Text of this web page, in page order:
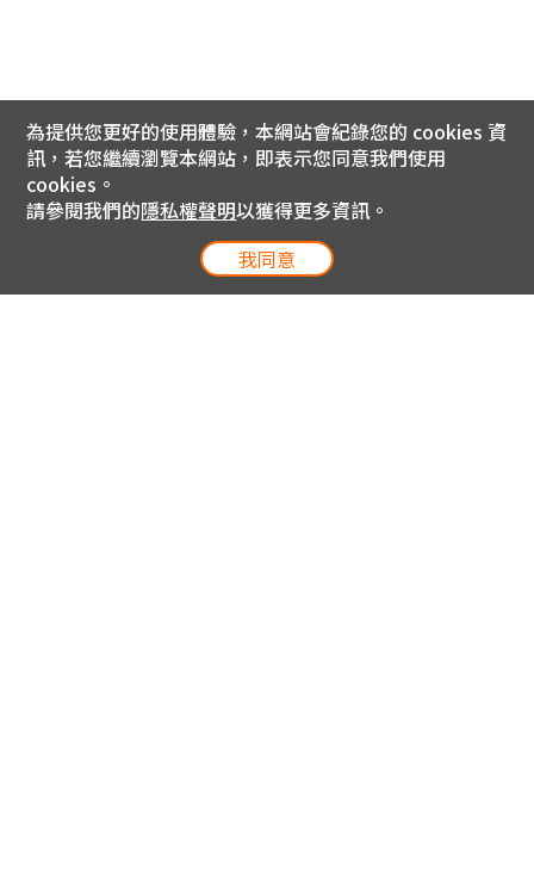
為提供您更好的使用體驗，本網站會紀錄您的 cookies 資
訊，若您繼續瀏覽本網站，即表示您同意我們使用
cookies。
請參閱我們的隱私權聲明以獲得更多資訊。
我同意